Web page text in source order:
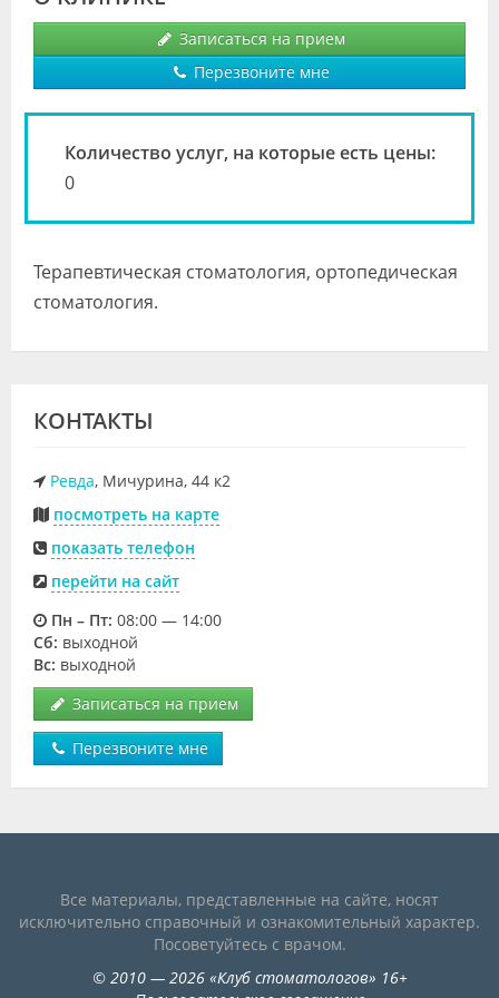
Видео
Клиники
Специалисты
Лаборатории
Записаться на прием
Перезвоните мне
Количество услуг, на которые есть цены:
0
Терапевтическая стоматология, ортопедическая
стоматология.
КОНТАКТЫ
Ревда, Мичурина, 44 к2
посмотреть на карте
показать телефон
перейти на сайт
Пн – Пт: 08:00 — 14:00
Cб: выходной
Вс: выходной
Записаться на прием
Перезвоните мне
Все материалы, представленные на сайте, носят
исключительно справочный и ознакомительный характер.
Посоветуйтесь с врачом.
© 2010— 2026«Клуб стоматологов» 16+